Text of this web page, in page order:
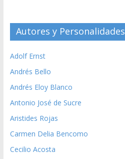
Autores y Personalidades
Adolf Ernst
Andrés Bello
Andrés Eloy Blanco
Antonio José de Sucre
Aristides Rojas
Carmen Delia Bencomo
Cecilio Acosta